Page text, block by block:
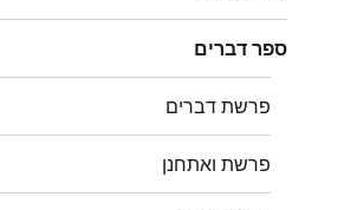
ספר דברים
פרשת דברים
פרשת ואתחנן